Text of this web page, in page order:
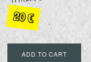
20€
ADD TO CART